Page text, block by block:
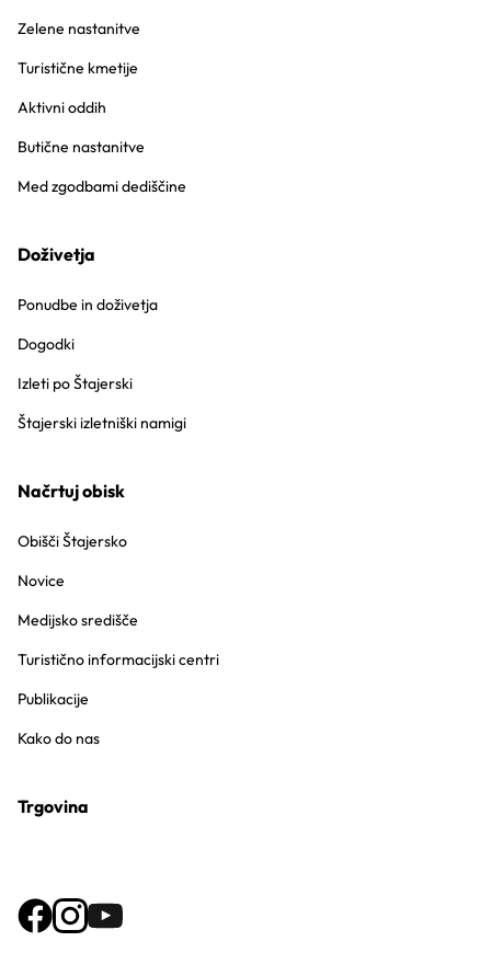
Zelene nastanitve
Turistične kmetije
Aktivni oddih
Butične nastanitve
Med zgodbami dediščine
Doživetja
Ponudbe in doživetja
Dogodki
Izleti po Štajerski
Štajerski izletniški namigi
Načrtuj obisk
Obišči Štajersko
Novice
Medijsko središče
Turistično informacijski centri
Publikacije
Kako do nas
Trgovina